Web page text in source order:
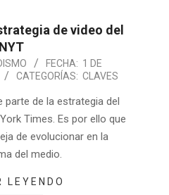
de video del
NYT
FECHA: 1 DE
CATEGORÍAS: CLAVES
parte de la estrategia del
Times. Es por ello que
de evolucionar en la
del medio.
LEYENDO